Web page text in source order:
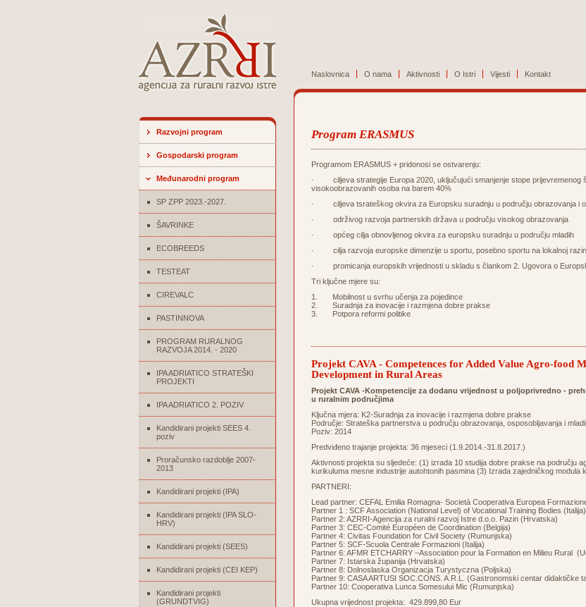
Naslovnica O nama Aktivnosti O Istri Vijesti Kontakt
Razvojni program
Gospodarski program
Međunarodni program
SP ZPP 2023.-2027.
ŠAVRINKE
ECOBREEDS
TESTEAT
CIREVALC
PASTINNOVA
PROGRAM RURALNOG
RAZVOJA 2014. - 2020
IPA ADRIATICO STRATEŠKI
PROJEKTI
IPA ADRIATICO 2. POZIV
Kandidirani projekti SEES 4.
poziv
Proračunsko razdoblje 2007-
2013
Kandidirani projekti (IPA)
Kandidirani projekti (IPA SLO-
HRV)
Kandidirani projekti (SEES)
Kandidirani projekti (CEI KEP)
Kandidirani projekti
(GRUNDTVIG)
Program ERASMUS
Programom ERASMUS + pridonosi se ostvarenju:
· ciljeva strategije Europa 2020, uključujući smanjenje stope prijevremenog
visokoobrazovanih osoba na barem 40%
· ciljeva tsrateškog okvira za Europsku suradnju u području obrazovanja i
· održivog razvoja partnerskih država u području visokog obrazovanja
· općeg cilja obnovljenog okvira za europsku suradnju u području mladih
· cilja razvoja europske dimenzije u sportu, posebno sportu na lokalnoj
· promicanja europskih vrijednosti u skladu s člankom 2. Ugovora o
Tri ključne mjere su:
1. Mobilnost u svrhu učenja za pojedince
2. Suradnja za inovacije i razmjena dobre prakse
3. Potpora reformi politike
Projekt CAVA - Competences for Added Value Agro-food
Development in Rural Areas
Projekt CAVA -Kompetencije za dodanu vrijednost u poljoprivredno -
u ruralnim područjima
Ključna mjera: K2-Suradnja za inovacije i razmjena dobre prakse
Područje: Strateška partnerstva u području obrazovanja, osposobljavanja i
Poziv: 2014
Predviđeno trajanje projekta: 36 mjeseci (1.9.2014.-31.8.2017.)
Aktivnosti projekta su sljedeće: (1) izrada 10 studija dobre prakse na području
kurikuluma mesne industrije autohtonih pasmina (3) Izrada zajedničkog modula
PARTNERI:
Lead partner: CEFAL Emilia Romagna- Società Cooperativa Europea
Partner 1 : SCF Association (National Level) of Vocational Training Bodies (Italija)
Partner 2: AZRRI-Agencija za ruralni razvoj Istre d.o.o. Pazin (Hrvatska)
Partner 3: CEC-Comité Européen de Coordination (Belgija)
Partner 4: Civitas Foundation for Civil Society (Rumunjska)
Partner 5: SCF-Scuola Centrale Formazioni (Italija)
Partner 6: AFMR ETCHARRY –Association pour la Formation en Milieu Rural
Partner 7: Istarska županija (Hrvatska)
Partner 8: Dolnoslaska Organizacja Turystyczna (Poljska)
Partner 9: CASA ARTUSI SOC.CONS. A.R.L. (Gastronomski centar didaktičke
Partner 10: Cooperativa Lunca Somesului Mic (Rumunjska)
Ukupna vrijednost projekta: 429.899,80 Eur